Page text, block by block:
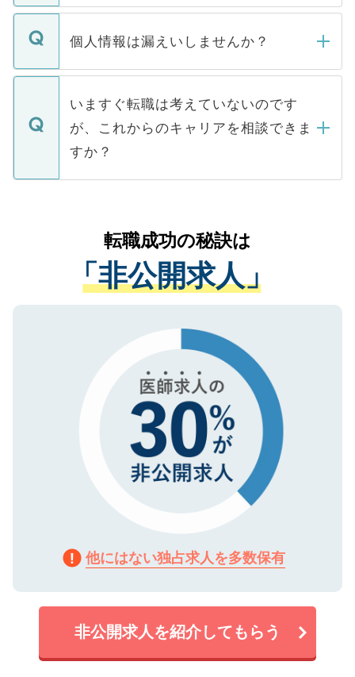
ません。
■応募殺到を避けるため 人気のある医療機
関を公にしてしまうと、応募が殺到する場
に、医療機関が求める条件に合った人材の
みを人材紹介会社に依頼するケースが増え
ています。
転職・入職を強要することは一切ありませ
ん。また、仮に応募先から内定をいただい
定を承諾する必要はありません。内定先へ
の辞退の連絡はキャリアパートナーが行い
個人情報は漏えいしませんか？
個人情報が漏えいすることはありませんの
で、ご安心ください。当サイトからの登録
などで収集したご登録者様の個人情報は、
ご本人のキャリアアップおよび転職活動の
支援を目的に使用いたします。お預かりし
ているすべての個人データはご本人の許可
は、個人情報の取り扱いについての厳密な
管理基準を満たした事業者のみに付与され
る、プライバシーマークを取得済みです。
で、機密保持に関してもご安心ください。
いますぐ転職は考えていないのです
が、これからのキャリアを相談できま
すか？
かがいして、現在の医療機関の状況や紹介
経験をまじえながら、適切なアドバイスを
させていただきます。すぐにご転職をされ
ない方には、長期的なサポートが可能です
ので、まずはご登録ください。
転職成功の秘訣は
「非公開求人」
他にはない独占求人を多数保有
非公開求人を紹介してもらう